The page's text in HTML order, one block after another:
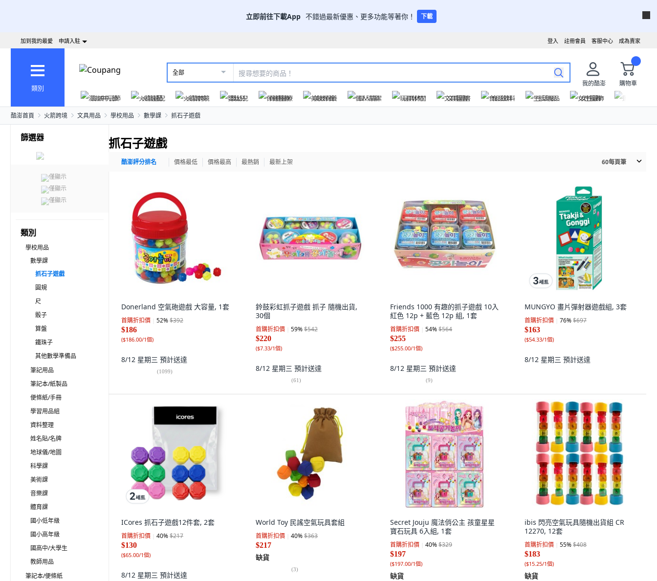
立即前往下載App 不錯過最新優惠、更多功能等著你！ 下載
成為賣家
客服中心
註冊會員
登入
加到我的最愛 申請入駐
類別
全部
我的酷澎
購物車
澎派中元節
火箭速配 火箭跨境 嬰幼兒 保健醫療 美妝保養 個人清潔 玩具休閒 文具圖書 食品飲料 生活用品 女性服飾
酷澎首頁 火箭跨境 文具用品 學校用品 數學課 抓石子遊戲
篩選器
僅顯示
僅顯示
僅顯示
類別
學校用品
數學課
抓石子遊戲
圓規
尺
骰子
算盤
鐵珠子
其他數學準備品
筆記用品
筆記本/紙製品
便條紙/手冊
學習用品組
資料整理
姓名貼/名牌
地球儀/地圖
科學課
美術課
音樂課
體育課
國小低年級
國小高年級
國高中/大學生
教師用品
筆記本/便條紙
抓石子遊戲
酷澎評分排名 價格最低 價格最高 最熱銷 最新上架 60每頁筆
Donerland 空氣砲遊戲 大容量, 1套
首購折扣價 52%$392
$186
($186.00/1個)
8/12 星期三 預計送達
(1099)
鈴鼓彩虹抓子遊戲 抓子 隨機出貨,
30個
首購折扣價 59%$542
$220
($7.33/1個)
8/12 星期三 預計送達
(61)
Friends 1000 有趣的抓子遊戲 10入
紅色 12p + 藍色 12p 組, 1套
首購折扣價 54%$564
$255
($255.00/1個)
8/12 星期三 預計送達
(9)
MUNGYO 畫片彈射器遊戲組, 3套
首購折扣價 76%$697
$163
($54.33/1個)
8/12 星期三 預計送達
ICores 抓石子遊戲12件套, 2套
首購折扣價 40%$217
$130
($65.00/1個)
8/12 星期三 預計送達
World Toy 民謠空氣玩具套組
首購折扣價 40%$363
$217
缺貨
(3)
Secret Jouju 魔法俏公主 孩童星星
寶石玩具 6入組, 1套
首購折扣價 40%$329
$197
($197.00/1個)
缺貨
ibis 閃亮空氣玩具隨機出貨組 CR
12270, 12套
首購折扣價 55%$408
$183
($15.25/1個)
缺貨